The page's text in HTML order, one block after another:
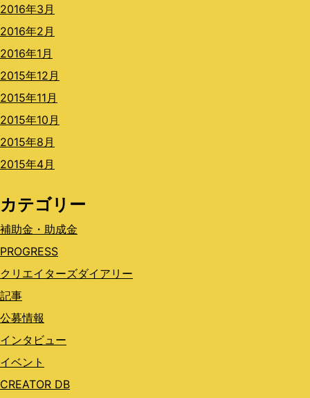
2016年3月
2016年2月
2016年1月
2015年12月
2015年11月
2015年10月
2015年8月
2015年4月
カテゴリー
補助金・助成金
PROGRESS
クリエイターズダイアリー
記事
公募情報
インタビュー
イベント
CREATOR DB